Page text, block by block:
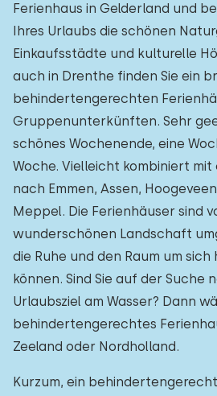
Ferienhaus in Gelderland und
Ihres Urlaubs die schönen
Einkaufsstädte und kulturelle
auch in Drenthe finden Sie ein
behindertengerechten
Gruppenunterkünften. Sehr
schönes Wochenende, eine
Woche. Vielleicht kombiniert mit
nach Emmen, Assen,
Meppel. Die Ferienhäuser sind
wunderschönen Landschaft
die Ruhe und den Raum um
können. Sind Sie auf der Suche
Urlaubsziel am Wasser? Dann
behindertengerechtes
Zeeland oder Nordholland.
Kurzum, ein